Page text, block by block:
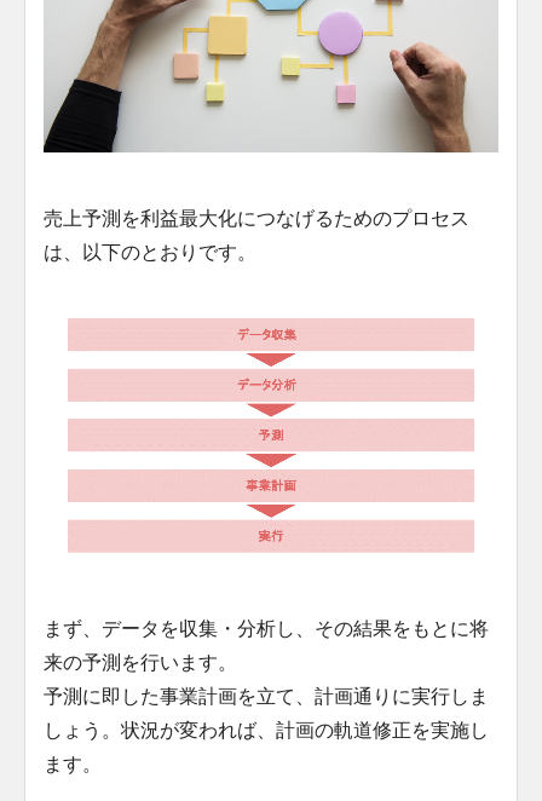
売上予測を利益最大化につなげるためのプロセス
は、以下のとおりです。
まず、データを収集・分析し、その結果をもとに将
来の予測を行います。
予測に即した事業計画を立て、計画通りに実行しま
しょう。状況が変われば、計画の軌道修正を実施し
ます。